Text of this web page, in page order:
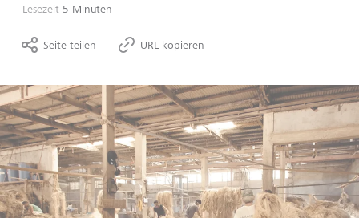
Lesezeit 5 Minuten
Seite teilen URL kopieren